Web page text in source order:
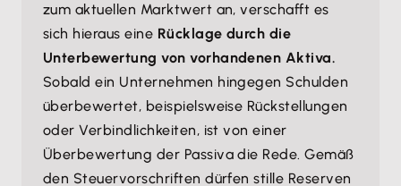
zum aktuellen Marktwert an, verschafft es
sich hieraus eine Rücklage durch die
Unterbewertung von vorhandenen Aktiva.
Sobald ein Unternehmen hingegen Schulden
überbewertet, beispielsweise Rückstellungen
oder Verbindlichkeiten, ist von einer
Überbewertung der Passiva die Rede. Gemäß
den Steuervorschriften dürfen stille Reserven